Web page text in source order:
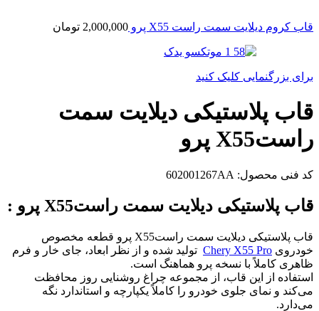
قاب کروم دیلایت سمت راست X55 پرو 2,000,000 تومان
برای بزرگنمایی کلیک کنید
قاب پلاستیکی دیلایت سمت
راستX55 پرو
کد فنی محصول: 602001267AA
قاب پلاستیکی دیلایت سمت راستX55 پرو :
قاب پلاستیکی دیلایت سمت راستX55 پرو قطعه مخصوص
خودروی Chery X55 Pro تولید شده و از نظر ابعاد، جای خار و فرم
ظاهری کاملاً با نسخه پرو هماهنگ است.
استفاده از این قاب، از مجموعه چراغ روشنایی روز محافظت
می‌کند و نمای جلوی خودرو را کاملاً یکپارچه و استاندارد نگه
می‌دارد.